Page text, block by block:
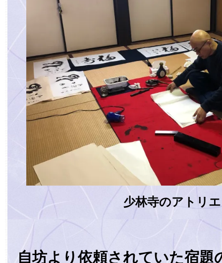
少林寺のアトリ
自坊より依頼されていた宿題